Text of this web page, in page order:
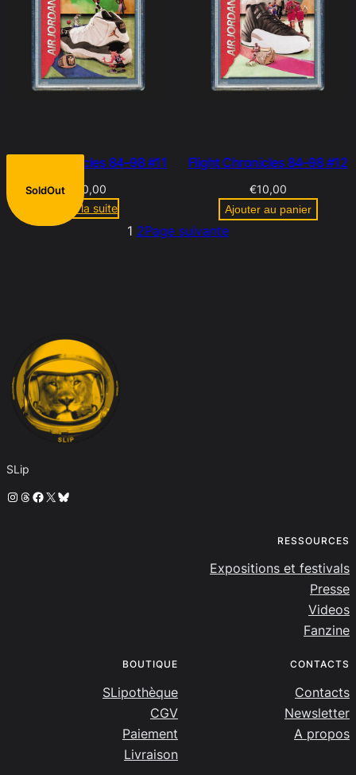
SoldOut
Flight Chronicles 84–98 #11
10,00
Lire la suite
Flight Chronicles 84–98 #12
€10,00
Ajouter au panier
1 2Page suivante
SLip
Instagram
Threads
Facebook
X Bluesky
RESSOURCES
Expositions et festivals
Presse
Videos
Fanzine
BOUTIQUE
SLipothèque
CGV
Paiement
Livraison
CONTACTS
Contacts
Newsletter
A propos